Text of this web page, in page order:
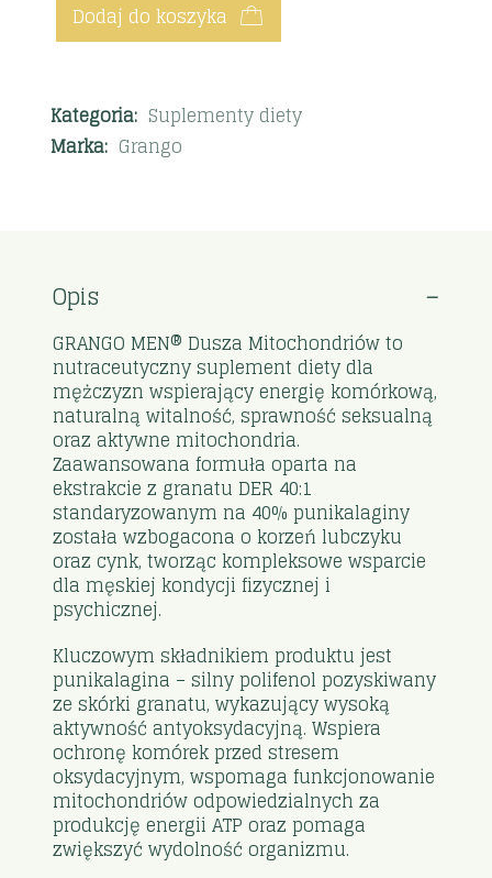
Dodaj do koszyka
Kategoria: Suplementy diety
Marka: Grango
Opis
GRANGO MEN® Dusza Mitochondriów to
nutraceutyczny suplement diety dla
mężczyzn wspierający energię komórkową,
naturalną witalność, sprawność seksualną
oraz aktywne mitochondria.
Zaawansowana formuła oparta na
ekstrakcie z granatu DER 40:1
standaryzowanym na 40% punikalaginy
została wzbogacona o korzeń lubczyku
oraz cynk, tworząc kompleksowe wsparcie
dla męskiej kondycji fizycznej i
psychicznej.
Kluczowym składnikiem produktu jest
punikalagina – silny polifenol pozyskiwany
ze skórki granatu, wykazujący wysoką
aktywność antyoksydacyjną. Wspiera
ochronę komórek przed stresem
oksydacyjnym, wspomaga funkcjonowanie
mitochondriów odpowiedzialnych za
produkcję energii ATP oraz pomaga
zwiększyć wydolność organizmu.